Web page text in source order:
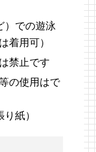
）での遊泳
着用可）
禁止です
の使用はで
張り紙）